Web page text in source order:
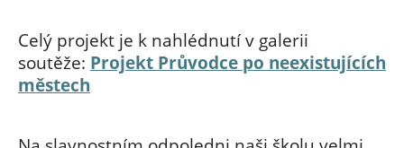
Celý projekt je k nahlédnutí v galerii
soutěže: Projekt Průvodce po neexistujících
městech